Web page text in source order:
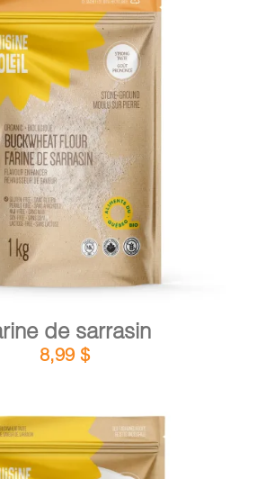
AU PANIER / DÉTAILS
de sarrasin
8,99 $